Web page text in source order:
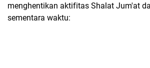
menghentikan aktifitas Shalat Jum'at
sementara waktu: